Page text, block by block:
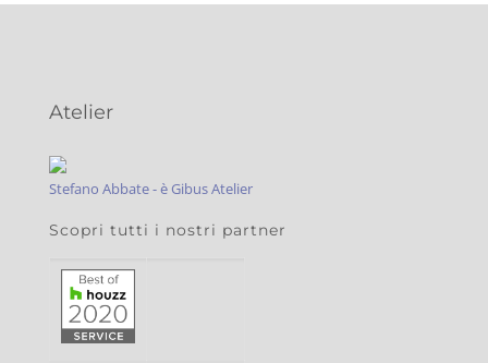
Atelier
Stefano Abbate - è Gibus Atelier
Scopri tutti i nostri partner